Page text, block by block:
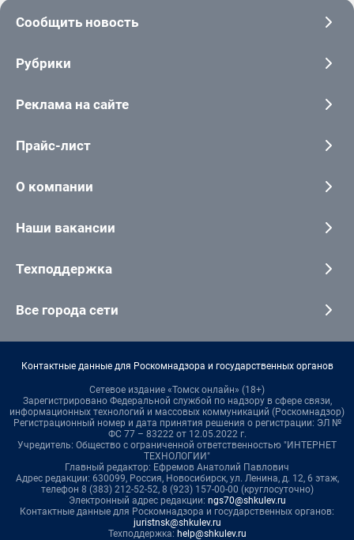
Сообщить новость
Рубрики
Реклама на сайте
Прайс-лист
О компании
Наши вакансии
Техподдержка
Все города сети
Контактные данные для Роскомнадзора и государственных органов
Сетевое издание «Томск онлайн» (18+)
Зарегистрировано Федеральной службой по надзору в сфере связи,
информационных технологий и массовых коммуникаций (Роскомнадзор)
Регистрационный номер и дата принятия решения о регистрации: ЭЛ №
ФС 77 – 83222 от 12.05.2022 г.
Учредитель: Общество с ограниченной ответственностью "ИНТЕРНЕТ
ТЕХНОЛОГИИ"
Главный редактор: Ефремов Анатолий Павлович
Адрес редакции: 630099, Россия, Новосибирск, ул. Ленина, д. 12, 6 этаж,
телефон 8 (383) 212-52-52, 8 (923) 157-00-00 (круглосуточно)
Электронный адрес редакции: ngs70@shkulev.ru
Контактные данные для Роскомнадзора и государственных органов:
juristnsk@shkulev.ru
Техподдержка: help@shkulev.ru